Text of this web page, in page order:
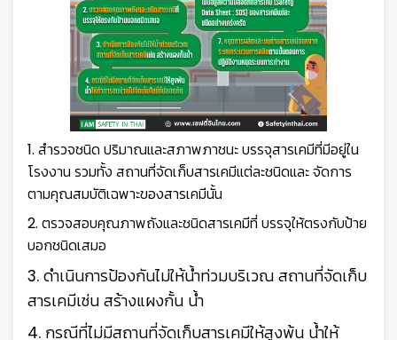
1. สำรวจชนิด ปริมาณและสภาพภาชนะ บรรจุสารเคมีที่มีอยู่ใน
โรงงาน รวมทั้ง สถานที่จัดเก็บสารเคมีแต่ละชนิดและ จัดการ
ตามคุณสมบัติเฉพาะของสารเคมีนั้น
2. ตรวจสอบคุณภาพถังและชนิดสารเคมีที่ บรรจุให้ตรงกับป้าย
บอกชนิดเสมอ
3. ดำเนินการป้องกันไม่ให้น้ำท่วมบริเวณ สถานที่จัดเก็บ
สารเคมีเช่น สร้างแผงกั้น น้ำ
4. กรณีที่ไม่มีสถานที่จัดเก็บสารเคมีให้สูงพ้น น้ำให้